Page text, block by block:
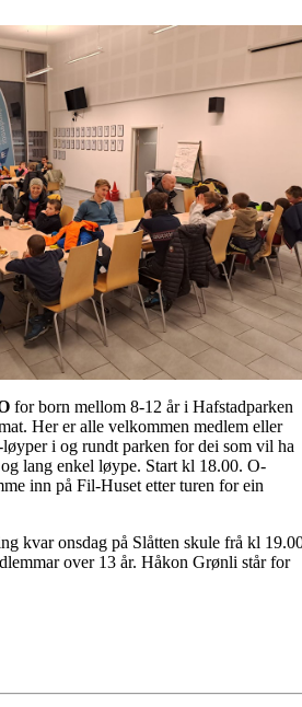
for born mellom 8-12 år i Hafstadparken
Her er alle velkommen medlem eller
i og rundt parken for dei som vil ha
lang enkel løype. Start kl 18.00. O-
inn på Fil-Huset etter turen for ein
kvar onsdag på Slåtten skule frå kl
over 13 år. Håkon Grønli står for